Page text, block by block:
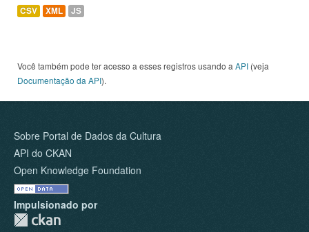
CSV XML JS
Você também pode ter acesso a esses registros usando a API (veja
Documentação da API).
Sobre Portal de Dados da Cultura
API do CKAN
Open Knowledge Foundation
Impulsionado por